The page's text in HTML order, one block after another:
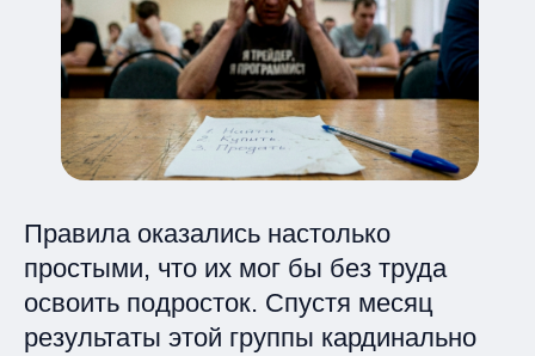
Правила оказались настолько
простыми, что их мог бы без труда
освоить подросток. Спустя месяц
результаты этой группы кардинально